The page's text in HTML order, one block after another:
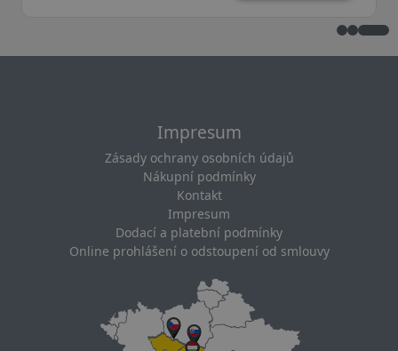
Impresum
Zásady ochrany osobních údajů
Nákupní podmínky
Kontakt
Impresum
Dodací a platební podmínky
Online prohlášení o odstoupení od smlouvy